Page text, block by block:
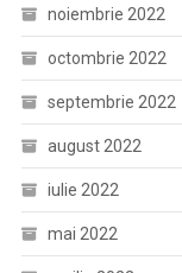
noiembrie 2022
octombrie 2022
septembrie 2022
august 2022
iulie 2022
mai 2022